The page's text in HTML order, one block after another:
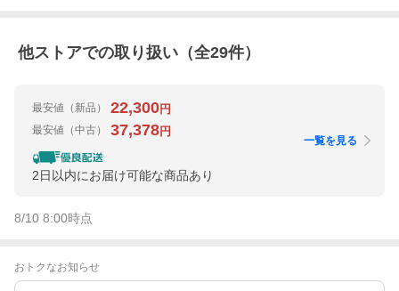
他ストアでの取り扱い（全29件）
最安値 （新品） 22,300円
最安値 （中古） 37,378円
2日以内にお届け可能な商品あり
一覧を見る
8/10 8:00時点
おトクなお知らせ